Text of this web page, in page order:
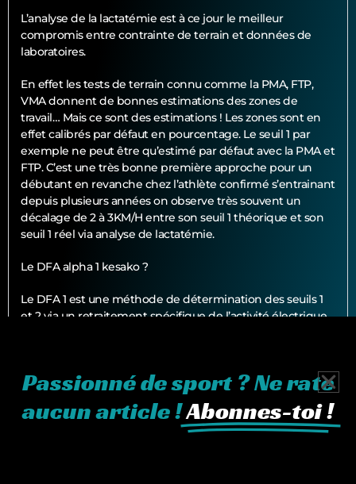
L’analyse de la lactatémie est à ce jour le meilleur
compromis entre contrainte de terrain et données de
laboratoires.
En effet les tests de terrain connu comme la PMA, FTP,
VMA donnent de bonnes estimations des zones de
travail… Mais ce sont des estimations ! Les zones sont en
effet calibrés par défaut en pourcentage. Le seuil 1 par
exemple ne peut être qu’estimé par défaut avec la PMA et
FTP. C’est une très bonne première approche pour un
débutant en revanche chez l’athlète confirmé s’entrainant
depuis plusieurs années on observe très souvent un
décalage de 2 à 3KM/H entre son seuil 1 théorique et son
seuil 1 réel via analyse de lactatémie.
Le DFA alpha 1 kesako ?
Le DFA 1 est une méthode de détermination des seuils 1
et 2 via un retraitement spécifique de l’activité électrique
hôpitaux, est mise en corrélation avec la lactatémie afin
Pourquoi ne pas utiliser un V02master ?
Passionné de sport ? Ne rate
aucun article !Abonnes-toi !